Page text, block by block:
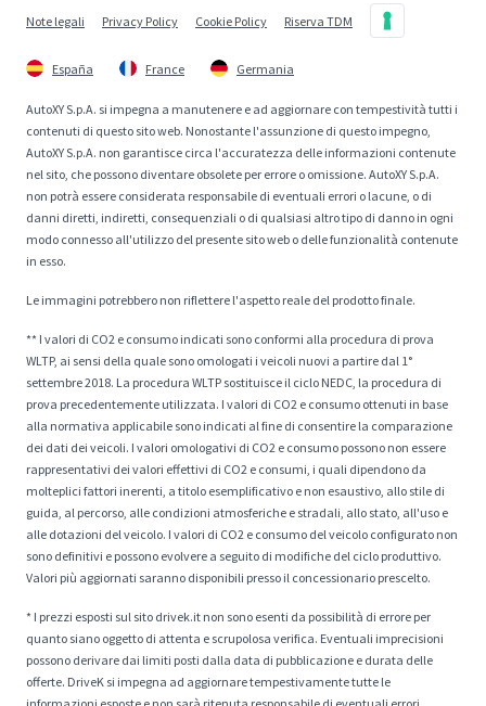
Note legali Privacy Policy Cookie Policy Riserva TDM
España France Germania
AutoXY S.p.A. si impegna a manutenere e ad aggiornare con tempestività tutti i
contenuti di questo sito web. Nonostante l'assunzione di questo impegno,
AutoXY S.p.A. non garantisce circa l'accuratezza delle informazioni contenute
nel sito, che possono diventare obsolete per errore o omissione. AutoXY S.p.A.
non potrà essere considerata responsabile di eventuali errori o lacune, o di
danni diretti, indiretti, consequenziali o di qualsiasi altro tipo di danno in ogni
modo connesso all'utilizzo del presente sito web o delle funzionalità contenute
in esso.
Le immagini potrebbero non riflettere l'aspetto reale del prodotto finale.
** I valori di CO2 e consumo indicati sono conformi alla procedura di prova
WLTP, ai sensi della quale sono omologati i veicoli nuovi a partire dal 1°
settembre 2018. La procedura WLTP sostituisce il ciclo NEDC, la procedura di
prova precedentemente utilizzata. I valori di CO2 e consumo ottenuti in base
alla normativa applicabile sono indicati al fine di consentire la comparazione
dei dati dei veicoli. I valori omologativi di CO2 e consumo possono non essere
rappresentativi dei valori effettivi di CO2 e consumi, i quali dipendono da
molteplici fattori inerenti, a titolo esemplificativo e non esaustivo, allo stile di
guida, al percorso, alle condizioni atmosferiche e stradali, allo stato, all'uso e
alle dotazioni del veicolo. I valori di CO2 e consumo del veicolo configurato non
sono definitivi e possono evolvere a seguito di modifiche del ciclo produttivo.
Valori più aggiornati saranno disponibili presso il concessionario prescelto.
* I prezzi esposti sul sito drivek.it non sono esenti da possibilità di errore per
quanto siano oggetto di attenta e scrupolosa verifica. Eventuali imprecisioni
possono derivare dai limiti posti dalla data di pubblicazione e durata delle
offerte. DriveK si impegna ad aggiornare tempestivamente tutte le